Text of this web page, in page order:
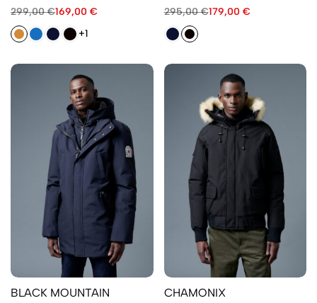
299,00€169,00 €
+1
295,00€179,00 €
BLACK MOUNTAIN CHAMONIX